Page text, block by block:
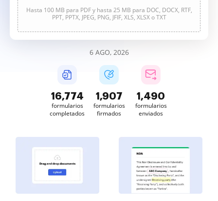
Hasta 100 MB para PDF y hasta 25 MB para DOC, DOCX, RTF,
PPT, PPTX, JPEG, PNG, JFIF, XLS, XLSX o TXT
6 AGO, 2026
16,776
formularios
completados
1,907
formularios
firmados
1,490
formularios
enviados